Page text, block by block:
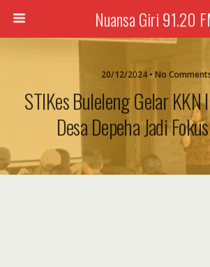
Nuansa Giri 91.20
20/12/2024 • No
STIKes Buleleng Gelar KKN
Desa Depeha Jadi